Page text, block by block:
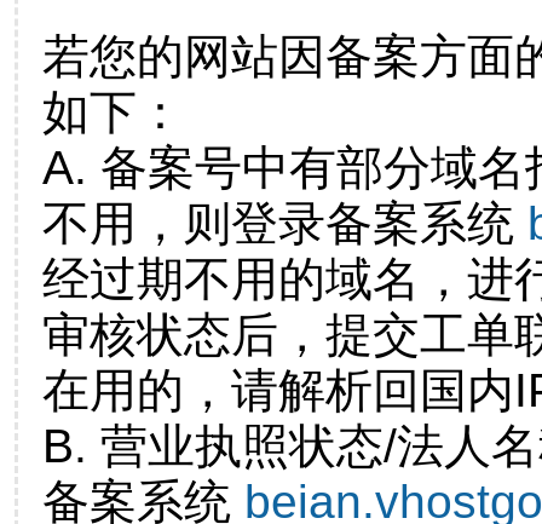
若您的网站因备案方面
如下：
A. 备案号中有部分域
不用，则登录备案系统
经过期不用的域名，进
审核状态后，提交工单
在用的，请解析回国内
B. 营业执照状态/法人
备案系统